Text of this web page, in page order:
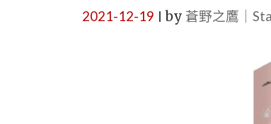
2021-12-19 by 蒼野之鷹｜